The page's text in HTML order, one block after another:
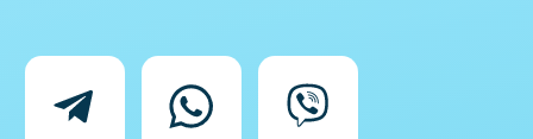
данных
IceIceMarket © 2025